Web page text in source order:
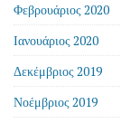
Φεβρουάριος 2020
Ιανουάριος 2020
Δεκέμβριος 2019
Νοέμβριος 2019